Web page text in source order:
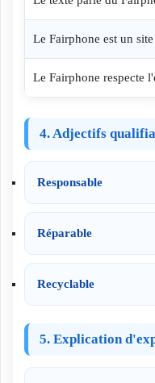
Le Fairphone est un
Le Fairphone respecte
4. Adjectifs
Responsable
Réparable
Recyclable
5. Explication